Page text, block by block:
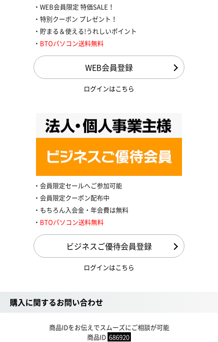
WEB会員限定 特価SALE！
特別クーポン プレゼント！
貯まる＆使える!うれしいポイント
BTOパソコン送料無料
WEB会員登録
ログインはこちら
会員限定セールへご参加可能
会員限定クーポン配布中
もちろん入会金・年会費は無料
BTOパソコン送料無料
ビジネスご優待会員登録
ログインはこちら
購入に関するお問い合わせ
商品IDをお伝えでスムーズにご相談が可能
商品ID 686920